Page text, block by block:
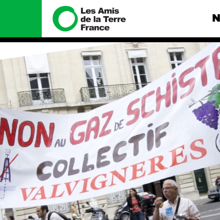
Nous connaître
Histoire
Manifeste
Missions et méthodes
Valeurs
fonctionnement
Le réseau dans le monde
Nos alliés
Je soutiens les Amis de la
Terre
Nos
Total, rendez-
tribunal
Gaz « naturel
enfumage
Mode : une
destructrice
Gaz au
violence
Nos autres